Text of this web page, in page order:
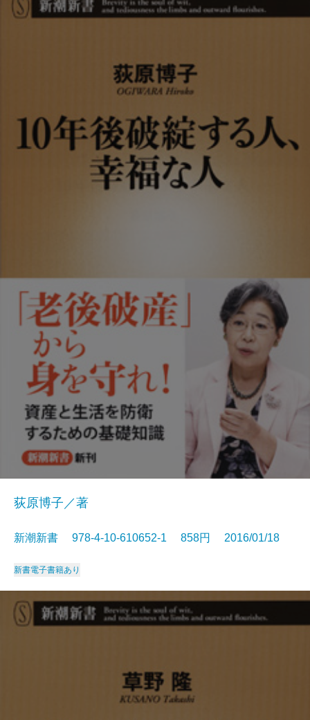
荻原博子／著
新潮新書 978-4-10-610652-1 858円 2016/01/18
新書電子書籍あり